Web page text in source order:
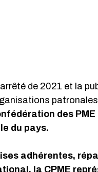
de 2021 et la
des
du pays.
adhérentes,
la CPME